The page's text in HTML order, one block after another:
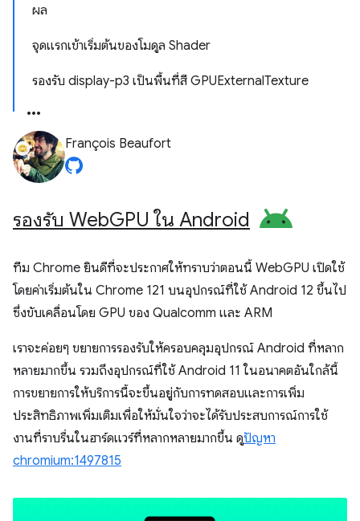
ผล
จุดแรกเข้าเริ่มต้นของโมดูล Shader
รองรับ display-p3 เป็นพื้นที่สี GPUExternalTexture
François Beaufort
รองรับ WebGPU ใน Android
ทีม Chrome ยินดีที่จะประกาศให้ทราบว่าตอนนี้ WebGPU เปิดใช้
โดยค่าเริ่มต้นใน Chrome 121 บนอุปกรณ์ที่ใช้ Android 12 ขึ้นไป
ซึ่งขับเคลื่อนโดย GPU ของ Qualcomm และ ARM
เราจะค่อยๆ ขยายการรองรับให้ครอบคลุมอุปกรณ์ Android ที่หลาก
หลายมากขึ้น รวมถึงอุปกรณ์ที่ใช้ Android 11 ในอนาคตอันใกล้นี้
การขยายการให้บริการนี้จะขึ้นอยู่กับการทดสอบและการเพิ่ม
ประสิทธิภาพเพิ่มเติมเพื่อให้มั่นใจว่าจะได้รับประสบการณ์การใช้
งานที่ราบรื่นในฮาร์ดแวร์ที่หลากหลายมากขึ้น ดูปัญหา
chromium:1497815